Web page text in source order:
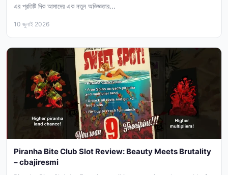
এর প্রতিটি দিক আমাদের এক নতুন অভিজ্ঞতার...
10 জুলাই 2026
Piranha Bite Club Slot Review: Beauty Meets Brutality
– cbajiresmi